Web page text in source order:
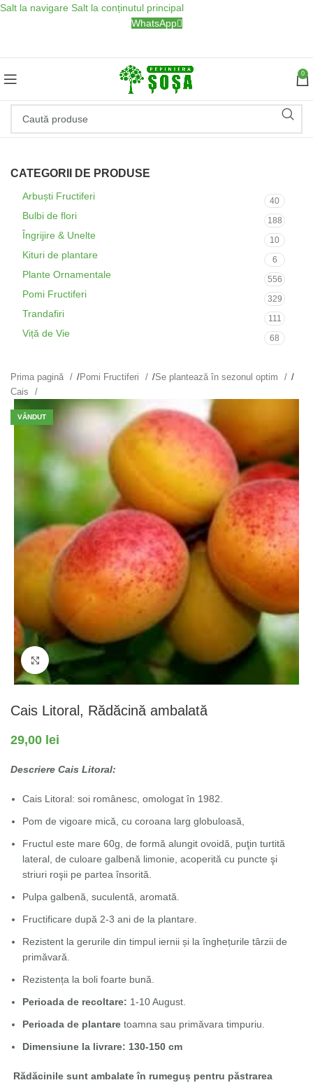
Salt la navigare Salt la conținutul principal
WhatsApp
0
CATEGORII DE PRODUSE
Arbuști Fructiferi 40
Bulbi de flori 188
Îngrijire & Unelte 10
Kituri de plantare 6
Plante Ornamentale 556
Pomi Fructiferi 329
Trandafiri 111
Viță de Vie 68
Prima pagină /Pomi Fructiferi /Se plantează în sezonul optim
/
Cais
VÂNDUT
Fă clic pentru a mări
Cais Litoral, Rădăcină ambalată
29,00 lei
Descriere Cais Litoral:
Cais Litoral: soi românesc, omologat în 1982.
Pom de vigoare mică, cu coroana larg globuloasă,
Fructul este mare 60g, de formă alungit ovoidă, puţin turtită
lateral, de culoare galbenă limonie, acoperită cu puncte şi
striuri roşii pe partea însorită.
Pulpa galbenă, suculentă, aromată.
Fructificare după 2-3 ani de la plantare.
Rezistent la gerurile din timpul iernii și la înghețurile târzii de
primăvară.
Rezistența la boli foarte bună.
Perioada de recoltare: 1-10 August.
Perioada de plantare toamna sau primăvara timpuriu.
Dimensiune la livrare: 130-150 cm
Rădăcinile sunt ambalate în rumeguș pentru păstrarea